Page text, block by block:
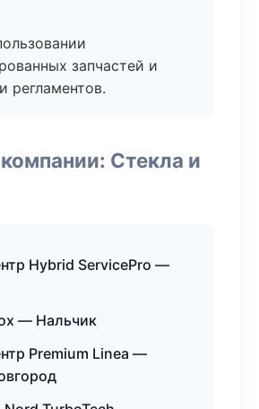
запчастей и
регламентов.
Стекла и
Hybrid ServicePro —
— Нальчик
Premium Linea —